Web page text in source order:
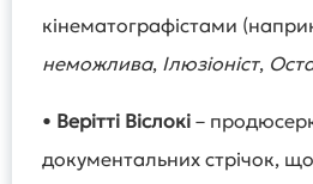
кінематографістами
неможлива, Ілюзіоніст,
• Верітті Віслокі –
документальних стрічок,